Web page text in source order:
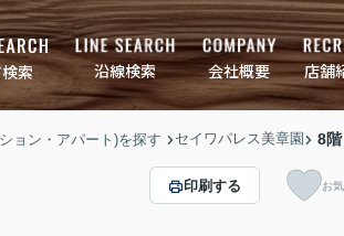
索 沿線検索 会社概要 店舗
ョン・アパート)を探す セイワパレス美章園 8階
印刷する お